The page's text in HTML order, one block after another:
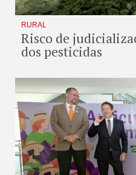
RURAL
Risco de
dos pesticidas